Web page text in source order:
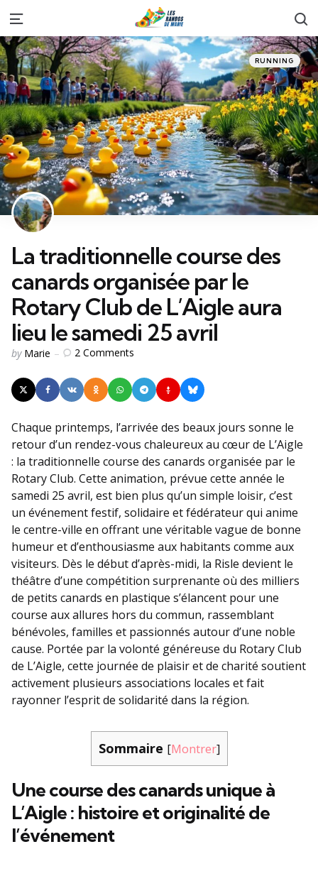
Menu
Categories
Posted
in
RUNNING
La traditionnelle course des
canards organisée par le
Rotary Club de L’Aigle aura
lieu le samedi 25 avril
Posted
by Marie 2 Comments
Chaque printemps, l’arrivée des beaux jours sonne le
retour d’un rendez-vous chaleureux au cœur de L’Aigle
: la traditionnelle course des canards organisée par le
Rotary Club. Cette animation, prévue cette année le
samedi 25 avril, est bien plus qu’un simple loisir, c’est
un événement festif, solidaire et fédérateur qui anime
le centre-ville en offrant une véritable vague de bonne
humeur et d’enthousiasme aux habitants comme aux
visiteurs. Dès le début d’après-midi, la Risle devient le
théâtre d’une compétition surprenante où des milliers
de petits canards en plastique s’élancent pour une
course aux allures hors du commun, rassemblant
bénévoles, familles et passionnés autour d’une noble
cause. Portée par la volonté généreuse du Rotary Club
de L’Aigle, cette journée de plaisir et de charité soutient
activement plusieurs associations locales et fait
rayonner l’esprit de solidarité dans la région.
Sommaire [Montrer]
Une course des canards unique à
L’Aigle : histoire et originalité de
l’événement